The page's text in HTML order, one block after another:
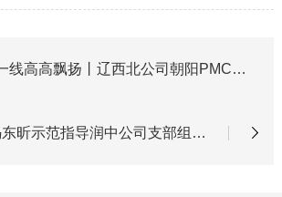
让党旗在一线高高飘扬丨辽西北公司朝阳PMC项目部党支部：隧影晨光
集团副总经理冯东昕示范指导润中公司支部组织生活会